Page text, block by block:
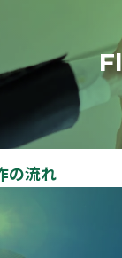
の流れ